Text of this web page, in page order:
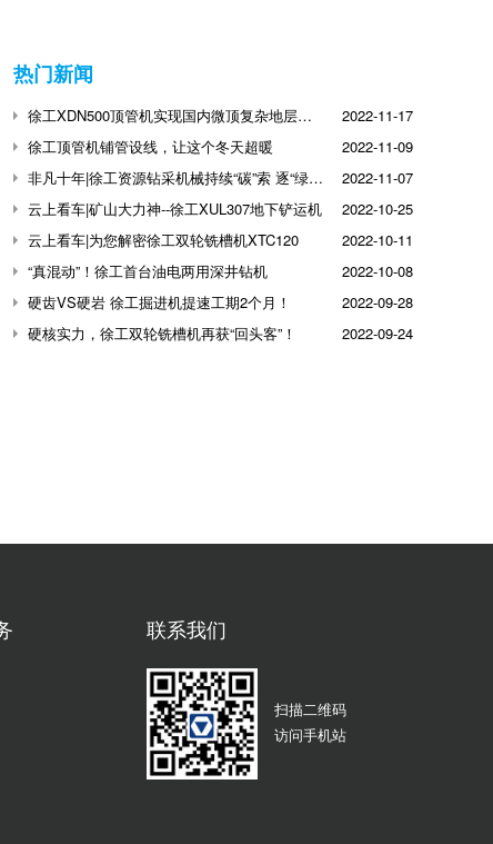
热门新闻
徐工XDN500顶管机实现国内微顶复杂地层突破
2022-11-17
徐工顶管机铺管设线，让这个冬天超暖
2022-11-09
非凡十年|徐工资源钻采机械持续“碳”索 逐“绿”前行
2022-11-07
云上看车|矿山大力神--徐工XUL307地下铲运机
2022-10-25
云上看车|为您解密徐工双轮铣槽机XTC120
2022-10-11
“真混动”！徐工首台油电两用深井钻机
2022-10-08
硬齿VS硬岩 徐工掘进机提速工期2个月！
2022-09-28
硬核实力，徐工双轮铣槽机再获“回头客”！
2022-09-24
联系我们
扫描二维码
访问手机站